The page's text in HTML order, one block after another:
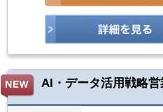
AI・データ活用戦略営